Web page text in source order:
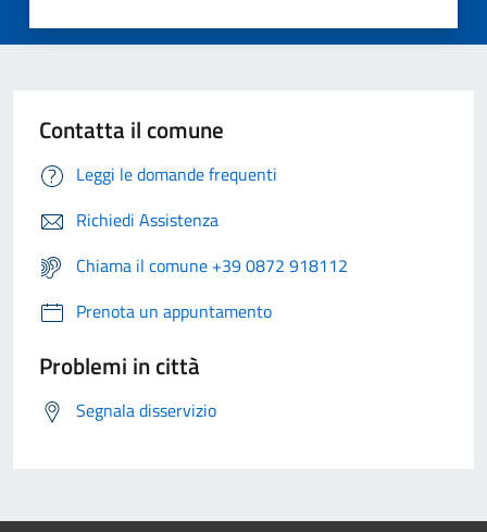
Contatta il comune
Leggi le domande frequenti
Richiedi Assistenza
Chiama il comune +39 0872 918112
Prenota un appuntamento
Problemi in città
Segnala disservizio